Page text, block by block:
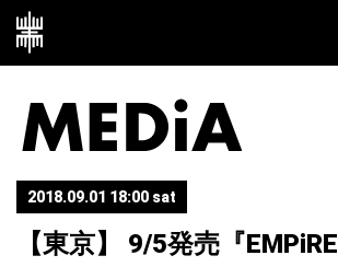
2018.09.01 18:00 sat
【東京】 9/5発売『EMPiRE